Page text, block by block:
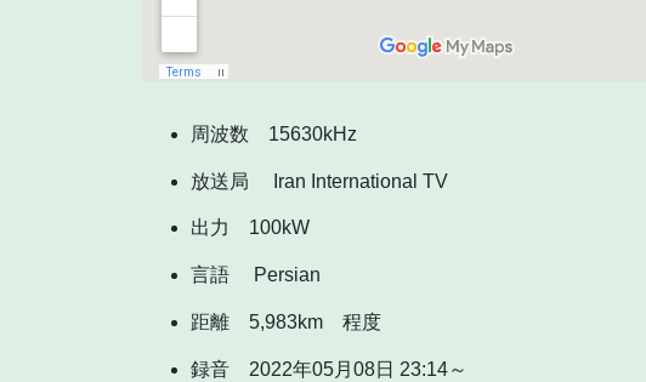
周波数 15630kHz
放送局 Iran International TV
出力 100kW
言語 Persian
距離 5,983km 程度
録音 2022年05月08日 23:14～